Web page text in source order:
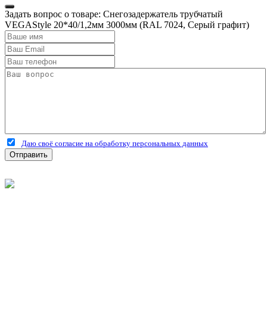
Задать вопрос о товаре: Снегозадержатель трубчатый
VEGAStyle 20*40/1,2мм 3000мм (RAL 7024, Серый графит)
Даю своё согласие на обработку персональных данных
Отправить